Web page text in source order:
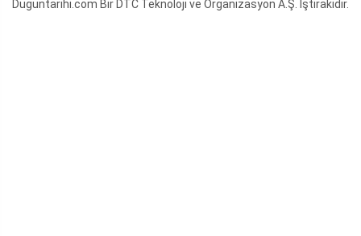
Duguntarihi.com Bir DTC Teknoloji ve Organizasyon A.Ş. İştirakidir.